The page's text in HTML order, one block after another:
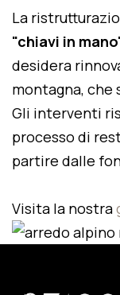
La
"chiavi in
desidera
montagna, che
Gli interventi
processo di
partire dalle
Visita la nostra